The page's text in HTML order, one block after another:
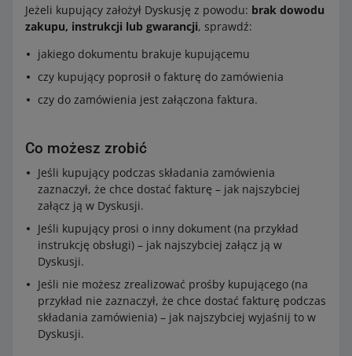
Jeżeli kupujący założył Dyskusję z powodu: brak dowodu
zakupu, instrukcji lub gwarancji, sprawdź:
jakiego dokumentu brakuje kupującemu
czy kupujący poprosił o fakturę do zamówienia
czy do zamówienia jest załączona faktura.
Co możesz zrobić
Jeśli kupujący podczas składania zamówienia
zaznaczył, że chce dostać fakturę – jak najszybciej
załącz ją w Dyskusji.
Jeśli kupujący prosi o inny dokument (na przykład
instrukcję obsługi) – jak najszybciej załącz ją w
Dyskusji.
Jeśli nie możesz zrealizować prośby kupującego (na
przykład nie zaznaczył, że chce dostać fakturę podczas
składania zamówienia) – jak najszybciej wyjaśnij to w
Dyskusji.